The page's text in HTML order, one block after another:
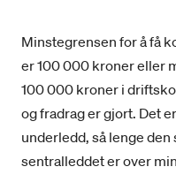
Minstegrensen for å få
er 100 000 kroner eller
100 000 kroner i
og fradrag er gjort. Det
underledd, så lenge
sentralleddet er over